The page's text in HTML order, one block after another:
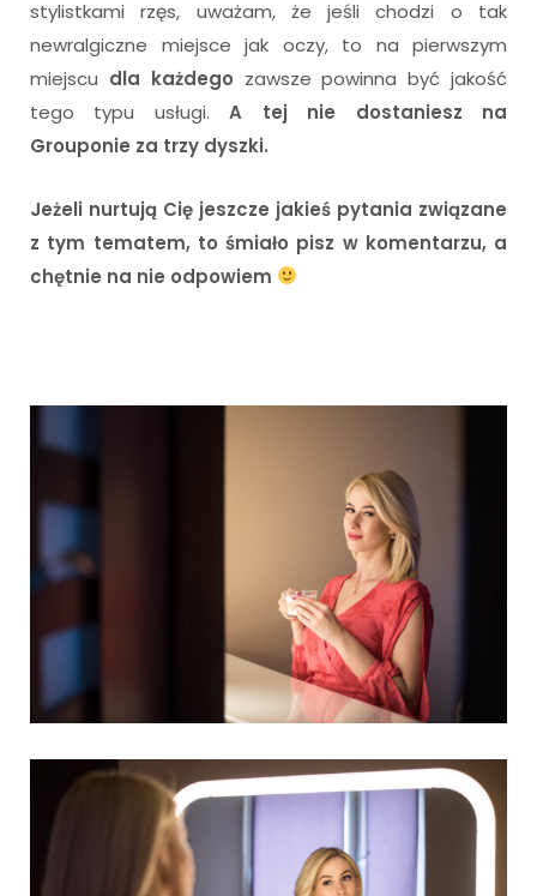
stylistkami rzęs, uważam, że jeśli chodzi o tak
newralgiczne miejsce jak oczy, to na pierwszym
miejscu dla każdego zawsze powinna być jakość
tego typu usługi.A tej nie dostaniesz na
Grouponie za trzy dyszki.
Jeżeli nurtują Cię jeszcze jakieś pytania związane
z tym tematem, to śmiało pisz w komentarzu, a
chętnie na nie odpowiem